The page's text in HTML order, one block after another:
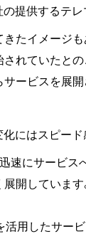
の提供するテ
たイメージ
れていたと
ービスを展開
化にはスピー
速にサービス
開しています
用したサービ